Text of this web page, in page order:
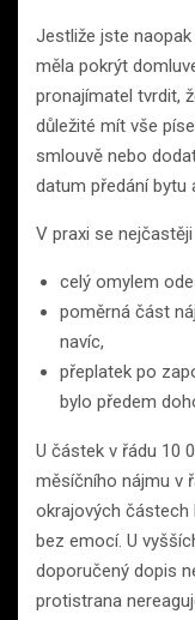
Jestliže jste
měla pokrýt
pronajímatel tvrdit,
důležité mít vše
smlouvě nebo
datum předání bytu
V praxi se nejčastěji
celý omylem
poměrná část
navíc,
přeplatek po
bylo předem
U částek v řádu 10
měsíčního nájmu v
okrajových částech
bez emocí. U
doporučený dopis
protistrana